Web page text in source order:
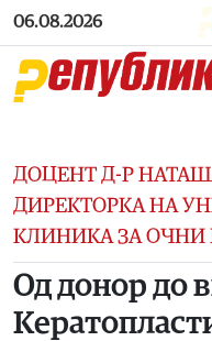
Skip to main content
06.08.2026
ДОЦЕНТ Д-Р
ДИРЕКТОРКА НА
КЛИНИКА ЗА ОЧНИ
Од донор до